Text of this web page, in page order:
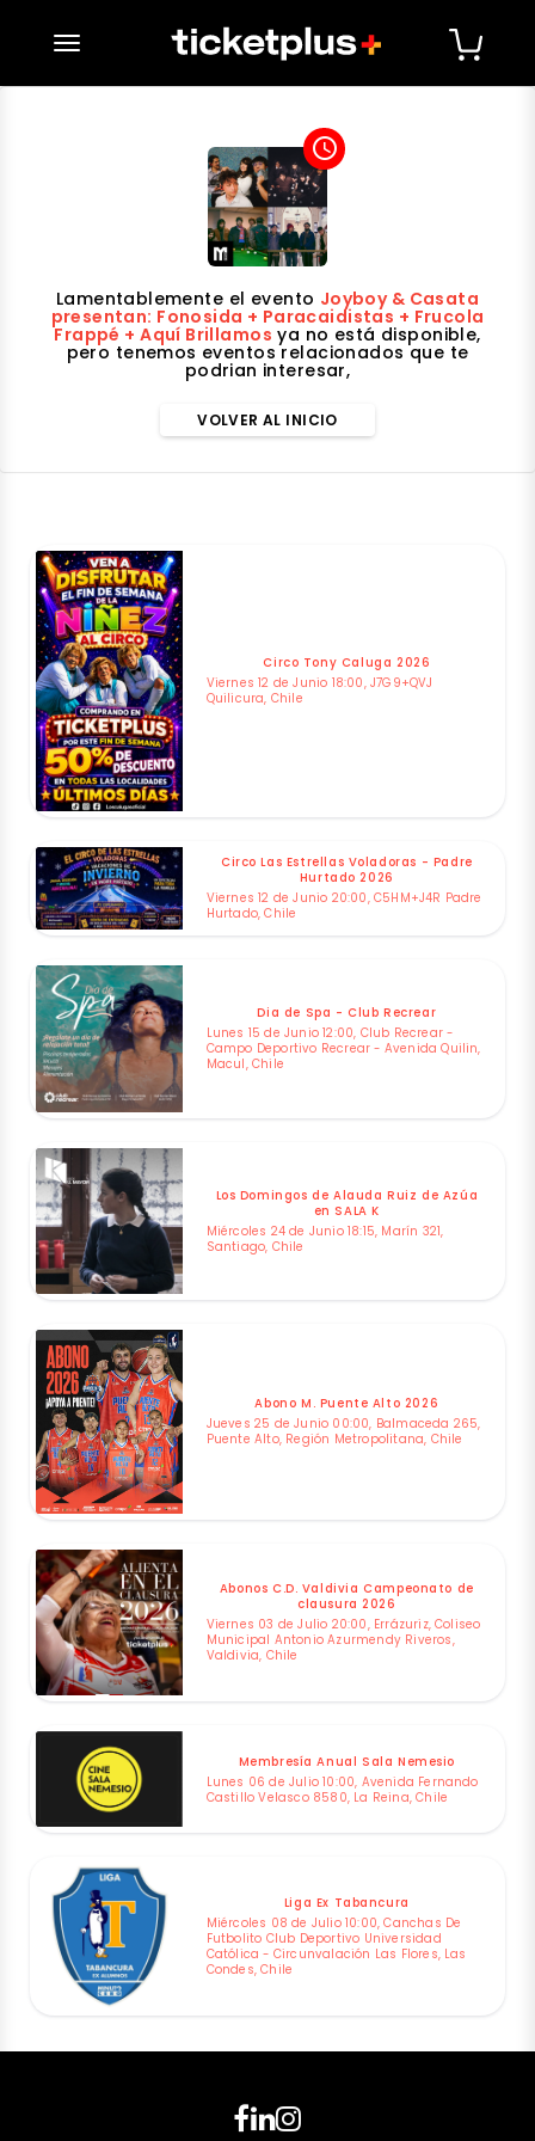
desplegar navegación
access_time
Lamentablemente el evento Joyboy & Casata
presentan: Fonosida + Paracaidistas + Frucola
Frappé + Aquí Brillamos ya no está disponible,
pero tenemos eventos relacionados que te
podrian interesar,
VOLVER AL INICIO
Circo Tony Caluga 2026
Viernes 12 de Junio 18:00, J7G9+QVJ
Quilicura, Chile
Circo Las Estrellas Voladoras - Padre
Hurtado 2026
Viernes 12 de Junio 20:00, C5HM+J4R Padre
Hurtado, Chile
Dia de Spa - Club Recrear
Lunes 15 de Junio 12:00, Club Recrear -
Campo Deportivo Recrear - Avenida Quilin,
Macul, Chile
Los Domingos de Alauda Ruiz de Azúa
en SALA K
Miércoles 24 de Junio 18:15, Marín 321,
Santiago, Chile
Abono M. Puente Alto 2026
Jueves 25 de Junio 00:00, Balmaceda 265,
Puente Alto, Región Metropolitana, Chile
Abonos C.D. Valdivia Campeonato de
clausura 2026
Viernes 03 de Julio 20:00, Errázuriz, Coliseo
Municipal Antonio Azurmendy Riveros,
Valdivia, Chile
Membresía Anual Sala Nemesio
Lunes 06 de Julio 10:00, Avenida Fernando
Castillo Velasco 8580, La Reina, Chile
Liga Ex Tabancura
Miércoles 08 de Julio 10:00, Canchas De
Futbolito Club Deportivo Universidad
Católica - Circunvalación Las Flores, Las
Condes, Chile